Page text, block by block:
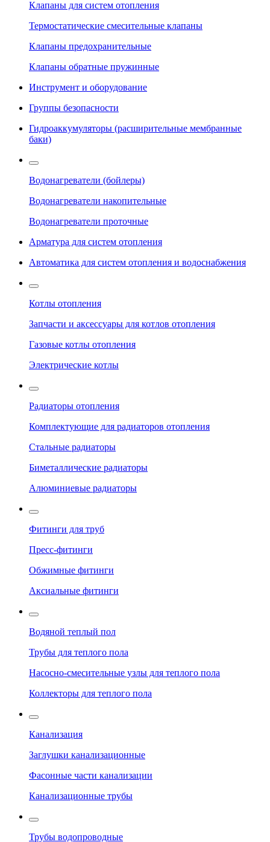
Клапаны для систем отопления
Термостатические смесительные клапаны
Клапаны предохранительные
Клапаны обратные пружинные
Инструмент и оборудование
Группы безопасности
Гидроаккумуляторы (расширительные мембранные
баки)
Водонагреватели (бойлеры)
Водонагреватели накопительные
Водонагреватели проточные
Арматура для систем отопления
Автоматика для систем отопления и водоснабжения
Котлы отопления
Запчасти и аксессуары для котлов отопления
Газовые котлы отопления
Электрические котлы
Радиаторы отопления
Комплектующие для радиаторов отопления
Стальные радиаторы
Биметаллические радиаторы
Алюминиевые радиаторы
Фитинги для труб
Пресс-фитинги
Обжимные фитинги
Аксиальные фитинги
Водяной теплый пол
Трубы для теплого пола
Насосно-смесительные узлы для теплого пола
Коллекторы для теплого пола
Канализация
Заглушки канализационные
Фасонные части канализации
Канализационные трубы
Трубы водопроводные